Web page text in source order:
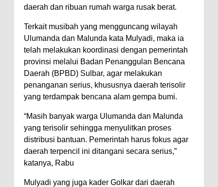
daerah dan ribuan rumah warga rusak berat.
Terkait musibah yang mengguncang wilayah
Ulumanda dan Malunda kata Mulyadi, maka ia
telah melakukan koordinasi dengan pemerintah
provinsi melalui Badan Penanggulan Bencana
Daerah (BPBD) Sulbar, agar melakukan
penanganan serius, khususnya daerah terisolir
yang terdampak bencana alam gempa bumi.
“Masih banyak warga Ulumanda dan Malunda
yang terisolir sehingga menyulitkan proses
distribusi bantuan. Pemerintah harus fokus agar
daerah terpencil ini ditangani secara serius,”
katanya, Rabu
Mulyadi yang juga kader Golkar dari daerah